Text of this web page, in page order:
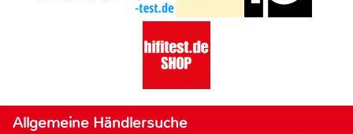
Allgemeine Händlersuche